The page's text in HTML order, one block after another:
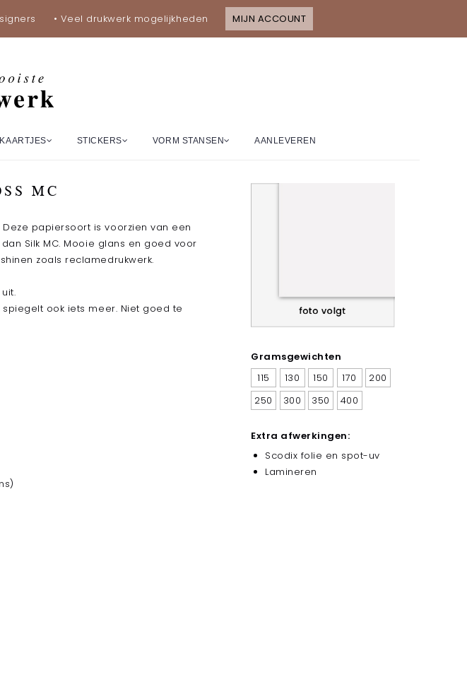
• Veel drukwerk mogelijkheden MIJN ACCOUNT
STICKERS VORM STANSEN AANLEVEREN
MC
papiersoort is voorzien van een
Silk MC. Mooie glans en goed voor
zoals reclamedrukwerk.
spiegelt ook iets meer. Niet goed te
Gramsgewichten
115
130 150 170
200
250
300 350 400
Extra afwerkingen:
Scodix folie en spot-uv
Lamineren